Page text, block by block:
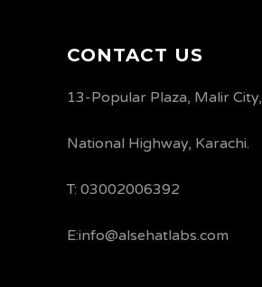
CONTACT US
13-Popular Plaza, Malir City,
National Highway, Karachi.
T: 03002006392
E:info@alsehatlabs.com